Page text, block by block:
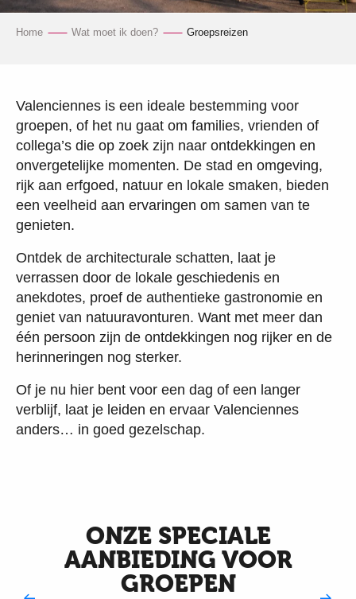
Home Wat moet ik doen? Groepsreizen
Valenciennes is een ideale bestemming voor
groepen, of het nu gaat om families, vrienden of
collega’s die op zoek zijn naar ontdekkingen en
onvergetelijke momenten. De stad en omgeving,
rijk aan erfgoed, natuur en lokale smaken, bieden
een veelheid aan ervaringen om samen van te
genieten.
Ontdek de architecturale schatten, laat je
verrassen door de lokale geschiedenis en
anekdotes, proef de authentieke gastronomie en
geniet van natuuravonturen. Want met meer dan
één persoon zijn de ontdekkingen nog rijker en de
herinneringen nog sterker.
Of je nu hier bent voor een dag of een langer
verblijf, laat je leiden en ervaar Valenciennes
anders… in goed gezelschap.
ONZE SPECIALE
AANBIEDING VOOR
GROEPEN